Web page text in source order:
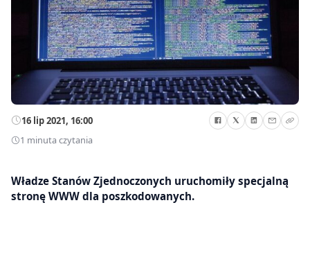
16 lip 2021, 16:00
1 minuta czytania
Władze Stanów Zjednoczonych uruchomiły specjalną
stronę WWW dla poszkodowanych.